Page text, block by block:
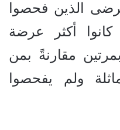
الذين فحصوا
كانوا أكثر عرضة
مقارنةً بمن
ولم يفحصوا